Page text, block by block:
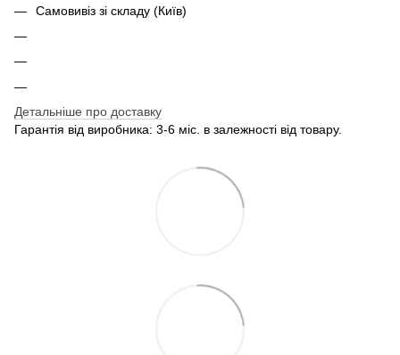
Самовивіз зі складу (Київ)
Детальніше про доставку
Гарантія від виробника: 3-6 міс. в залежності від товару.